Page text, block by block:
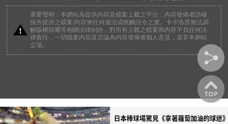
重要聲明：本網站為提供內容及檔案上載之平台，內容發佈者請確
保所提供之檔案/內容無任何違法或牴觸法令之虞。卡卡洛普無法調
解版權歸屬等相關法律糾紛，對所有上載之檔案和內容不負任何法
律責任，一切檔案內容及言論為內容發佈者個人意見，並非本網站
立場。